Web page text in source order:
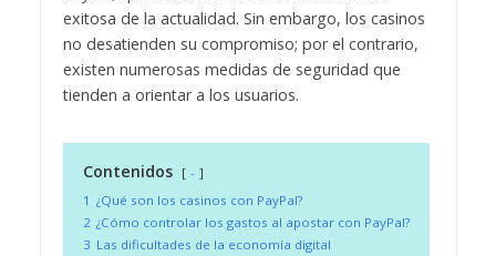
exitosa de la actualidad. Sin embargo, los casinos
no desatienden su compromiso; por el contrario,
existen numerosas medidas de seguridad que
tienden a orientar a los usuarios.
Contenidos
-
1 ¿Qué son los casinos con PayPal?
2 ¿Cómo controlar los gastos al apostar con PayPal?
3 Las dificultades de la economía digital